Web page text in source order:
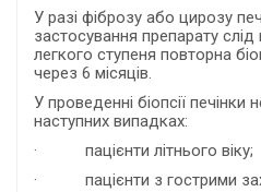
У разі фіброзу або цирозу
застосування препарату слід
легкого ступеня повторна
через 6 місяців.
У проведенні біопсії печінки
наступних випадках:
· пацієнти літнього віку;
· пацієнти з гострими